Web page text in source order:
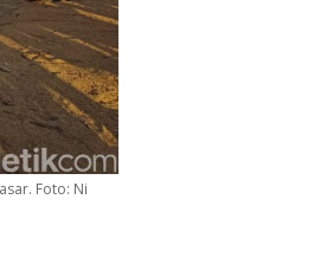
Foto: Ni